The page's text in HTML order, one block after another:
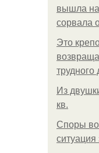
вышла на
сорвала
Это
трудного
Из
кв.
Споры